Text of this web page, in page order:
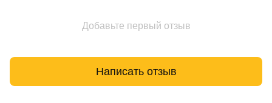
Добавьте первый отзыв
Написать отзыв